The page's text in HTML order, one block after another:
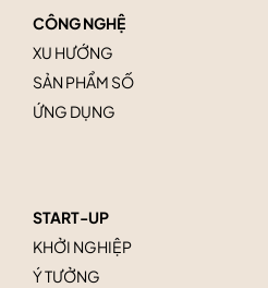
CÔNG NGHỆ
XU HƯỚNG
SẢN PHẨM SỐ
ỨNG DỤNG
START-UP
KHỞI NGHIỆP
Ý TƯỞNG